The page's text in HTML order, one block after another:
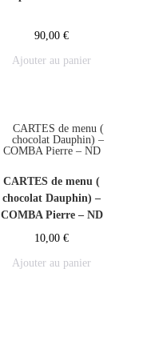
90,00€
Ajouter au panier
CARTES de menu (
chocolat Dauphin) –
COMBA Pierre – ND
10,00€
Ajouter au panier